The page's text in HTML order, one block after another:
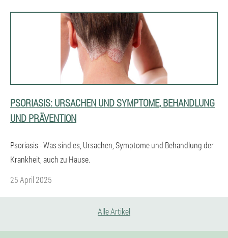
PSORIASIS: URSACHEN UND SYMPTOME, BEHANDLUNG
UND PRÄVENTION
Psoriasis - Was sind es, Ursachen, Symptome und Behandlung der
Krankheit, auch zu Hause.
25 April 2025
Alle Artikel